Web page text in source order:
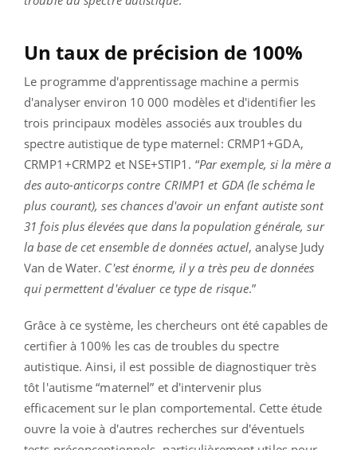
Un taux de précision de 100%
Le programme d'apprentissage machine a permis
d'analyser environ 10 000 modèles et d'identifier les
trois principaux modèles associés aux troubles du
spectre autistique de type maternel: CRMP1+GDA,
CRMP1+CRMP2 et NSE+STIP1. “Par exemple, si la mère a
des auto-anticorps contre CRIMP1 et GDA (le schéma le
plus courant), ses chances d'avoir un enfant autiste sont
31 fois plus élevées que dans la population générale, sur
la base de cet ensemble de données actuel, analyse Judy
Van de Water. C'est énorme, il y a très peu de données
qui permettent d'évaluer ce type de risque.”
Grâce à ce système, les chercheurs ont été capables de
certifier à 100% les cas de troubles du spectre
autistique. Ainsi, il est possible de diagnostiquer très
tôt l'autisme “maternel” et d'intervenir plus
efficacement sur le plan comportemental. Cette étude
ouvre la voie à d'autres recherches sur d'éventuels